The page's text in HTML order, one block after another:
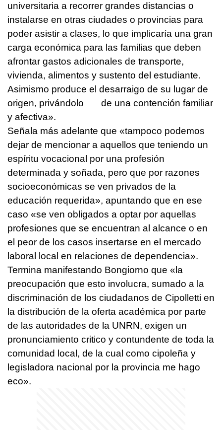
universitaria a recorrer grandes distancias o
instalarse en otras ciudades o provincias para
poder asistir a clases, lo que implicaría una gran
carga económica para las familias que deben
afrontar gastos adicionales de transporte,
vivienda, alimentos y sustento del estudiante.
Asimismo produce el desarraigo de su lugar de
origen, privándolo de una contención familiar
y afectiva».
Señala más adelante que «tampoco podemos
dejar de mencionar a aquellos que teniendo un
espíritu vocacional por una profesión
determinada y soñada, pero que por razones
socioeconómicas se ven privados de la
educación requerida», apuntando que en ese
caso «se ven obligados a optar por aquellas
profesiones que se encuentran al alcance o en
el peor de los casos insertarse en el mercado
laboral local en relaciones de dependencia».
Termina manifestando Bongiorno que «la
preocupación que esto involucra, sumado a la
discriminación de los ciudadanos de Cipolletti en
la distribución de la oferta académica por parte
de las autoridades de la UNRN, exigen un
pronunciamiento critico y contundente de toda la
comunidad local, de la cual como cipoleña y
legisladora nacional por la provincia me hago
eco».